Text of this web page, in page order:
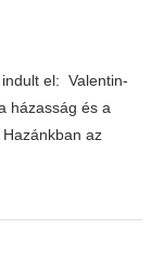
el: Valentin-
házasság és a
az